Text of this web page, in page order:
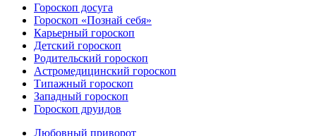
Гороскоп досуга
Гороскоп «Познай себя»
Карьерный гороскоп
Детский гороскоп
Родительский гороскоп
Астромедицинский гороскоп
Типажный гороскоп
Западный гороскоп
Гороскоп друидов
Любовный приворот